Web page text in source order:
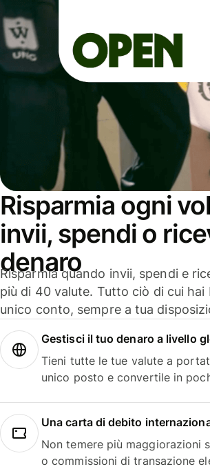
Risparmia ogni
invii, spendi o
denaro
Risparmia quando invii, spendi e
più di 40 valute. Tutto ciò di cui hai
unico conto, sempre a tua
Gestisci il tuo denaro a livello
Tieni tutte le tue valute a
unico posto e convertile in
Una carta di debito
Non temere più maggiorazioni
o commissioni di transazione